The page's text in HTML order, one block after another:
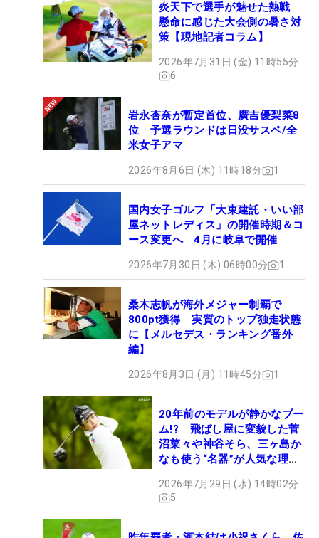
炎天下で選手が魅せた熱戦
懸命に感じた大会側の暑さ対
策【現地記者コラム】
2026年7月31日 (金) 11時55分
6
岩永杏奈が暫定首位、廣吉優梨菜8
位 予選ラウンドは日没サスペ/全
米女子アマ
2026年8月6日 (木) 11時18分 1
国内女子ゴルフ「大東建託・いい部
屋ネットレディス」の開催時期＆コ
ース変更へ 4月に岐阜で開催
2026年7月30日 (木) 06時00分 1
桑木志帆が海外メジャー制覇で
800pt獲得 実質のトップ独走状態
に【メルセデス・ランキング番外
編】
2026年8月3日 (月) 11時45分 1
20年前のモデルが静かなブー
ム!? 飛ばし屋に変貌した菅
沼菜々や神谷そら、三ヶ島か
なも使う“名器”が人気な理由
ギア”】
2026年7月29日 (水) 14時02分
5